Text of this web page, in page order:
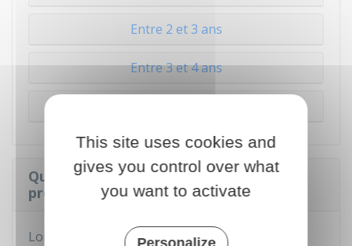
Entre 2 et 3 ans
Entre 3 et 4 ans
Quelles sont les conditions d'octroi du
prêt lié au PEL ?
Lorsque votre PEL est arrivé à terme, vous
This site uses cookies and
gives you control over what
you want to activate
Personalize